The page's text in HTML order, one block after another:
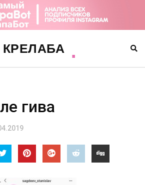
гива